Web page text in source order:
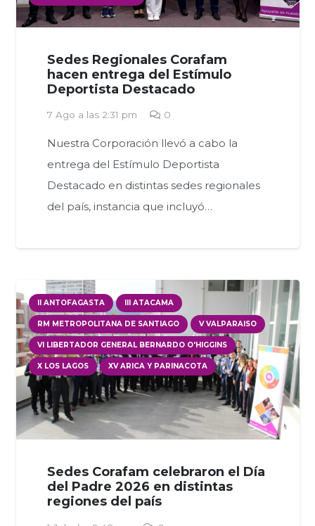
Sedes Regionales Corafam
hacen entrega del Estímulo
Deportista Destacado
7 Ago a las 2:31 pm 0
Nuestra Corporación llevó a cabo la
entrega del Estímulo Deportista
Destacado en distintas sedes regionales
del país, instancia que incluyó…
II ANTOFAGASTA III ATACAMA
RM METROPOLITANA DE SANTIAGO V VALPARAISO
VI LIBERTADOR GENERAL BERNARDO O'HIGGINS
X LOS LAGOS XV ARICA Y PARINACOTA
Sedes Corafam celebraron el Día
del Padre 2026 en distintas
regiones del país